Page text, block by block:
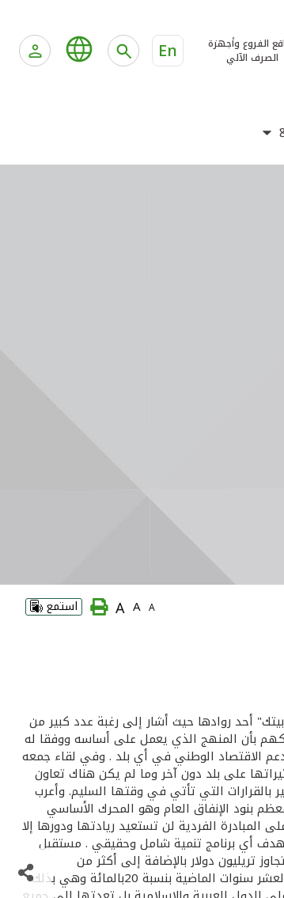
الفروع وأجهزة
الصرف الآلي
En
A
A
A استمع
أحد روادها حيث أشار إلى رغبة عدد كبير من
بأن المنهج الذي يعمل على أساسه ووفقا له
الاقتصاد الوطني في أي بلد . وفي لقاء جمعه
على بلد دون آخر وما لم يكن هناك تعاون
التي تأتي في وقتها السليم. وأعرب
بنود الإنفاق العام وهو المحرك الأساسي
الفردية لن تستعيد ريادتها ودورها إلا
أي برنامج تنمية شامل وحقيقي . مستقبل
حيث أوضح أن هناك نحو300 مؤسسة في 75 دولة تدير أصولا قيمتها تتجاوز تريليون دولار بالإضافة إلى أكثر من
250صندوقا إستثماريا تعمل وفقا لأحكام الشريعة الإسلامية تدير 300مليار دولار وتشير الدراسات والتحليلات إلى أن هذه الصناعة شهدت نموا خلال العشر سنوات الماضية بنسبة 20بالمائة وهي بذلك